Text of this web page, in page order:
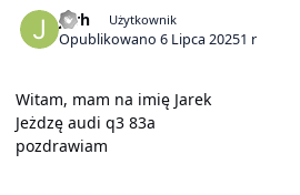
Jarh Użytkownik
Opublikowano6 Lipca 20251 r
Witam, mam na imię Jarek
Jeżdzę audi q3 83a
pozdrawiam